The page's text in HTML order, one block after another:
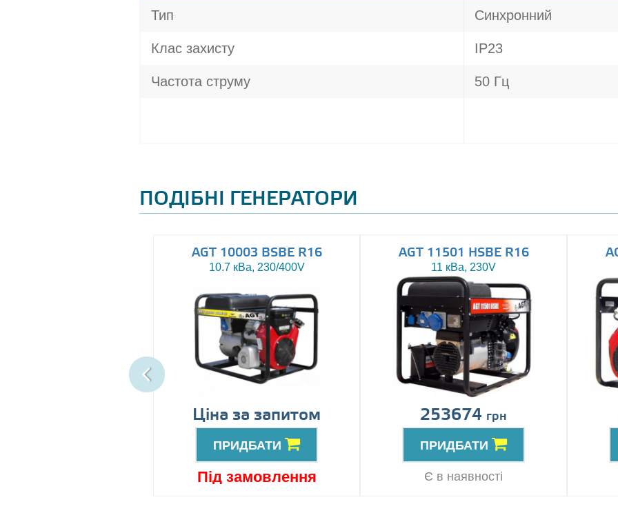
Тип Синхронний
Клас захисту IP23
Частота струму 50 Гц
ПОДІБНІ ГЕНЕРАТОРИ
AGT 10003 BSBE R16
10.7 кВа, 230/400V
Ціна за запитом
ПРИДБАТИ
Під замовлення
AGT 11501 HSBE R16
11 кВа, 230V
253674 грн
ПРИДБАТИ
Є в наявності